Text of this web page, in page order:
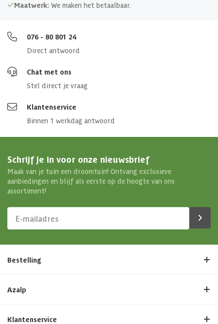
Maatwerk: We maken het betaalbaar.
076 - 80 801 24
Direct antwoord
Chat met ons
Stel direct je vraag
Klantenservice
Binnen 1 werkdag antwoord
Schrijf je in voor onze nieuwsbrief
Maak van je tuin een droomtuin! Ontvang exclusieve
aanbiedingen en blijf als eerste op de hoogte van ons
assortiment!
Bestelling
Azalp
Klantenservice